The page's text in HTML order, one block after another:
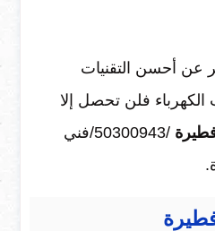
أحسن التقنيات
فلن تحصل إلا
/50300943/فني